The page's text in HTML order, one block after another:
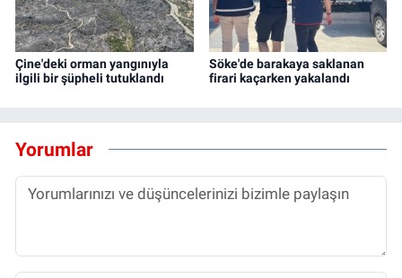
Çine'deki orman yangınıyla
ilgili bir şüpheli tutuklandı
Söke'de barakaya saklanan
firari kaçarken yakalandı
Yorumlar